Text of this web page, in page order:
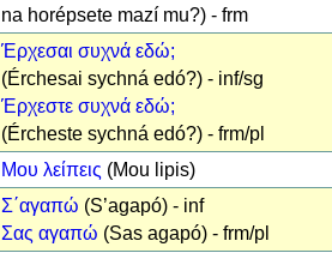
na horépsete mazí mu?) - frm
Έρχεσαι συχνά εδώ;
(Érchesai sychná edó?) - inf/sg
Έρχεστε συχνά εδώ;
(Ércheste sychná edó?) - frm/pl
Μου λείπεις (Mou lipis)
Σ΄αγαπώ (S’agapó) - inf
Σας αγαπώ (Sas agapó) - frm/pl